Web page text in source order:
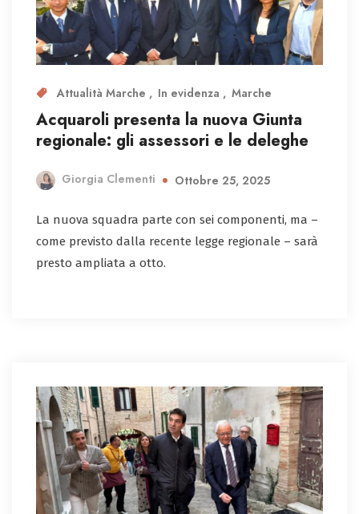
Attualità Marche In evidenza Marche
Acquaroli presenta la nuova Giunta
regionale: gli assessori e le deleghe
Giorgia Clementi Ottobre 25, 2025
La nuova squadra parte con sei componenti, ma –
come previsto dalla recente legge regionale – sarà
presto ampliata a otto.